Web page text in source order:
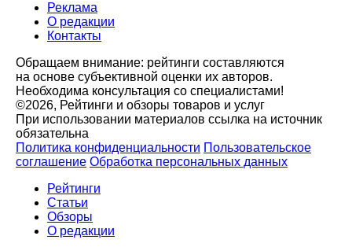
Реклама
О редакции
Контакты
Обращаем внимание: рейтинги составляются
на основе субъективной оценки их авторов.
Необходима консультация со специалистами!
©2026, Рейтинги и обзоры товаров и услуг
При использовании материалов ссылка на источник
обязательна
Политика конфиденциальности Пользовательское
соглашение Обработка персональных данных
Рейтинги
Статьи
Обзоры
О редакции